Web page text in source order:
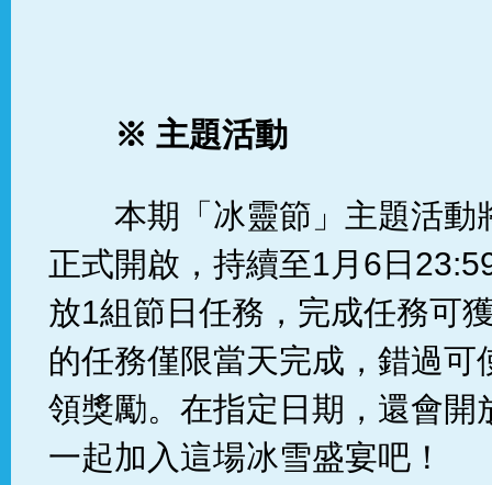
※ 主題活動
本期「冰靈節」主題活動
正式開啟，持續至1月6日
放1組節日任務，完成任務可
的任務僅限當天完成，錯過可
領獎勵。在指定日期，還會開
一起加入這場冰雪盛宴吧！